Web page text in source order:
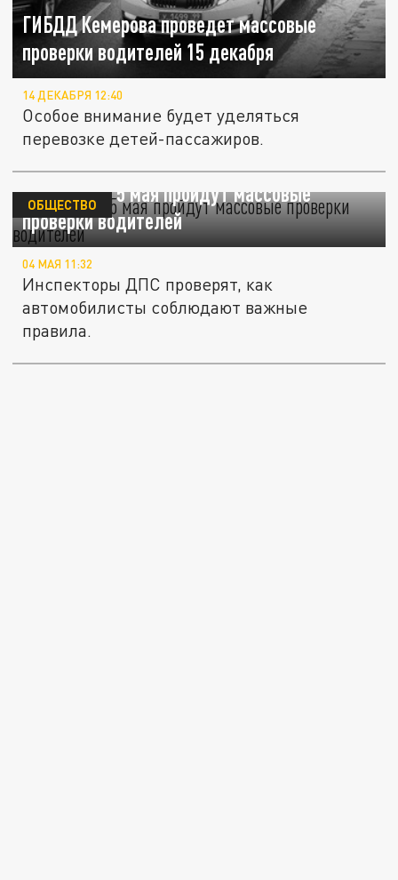
ГИБДД Кемерова проведет массовые
проверки водителей 15 декабря
14 ДЕКАБРЯ 12:40
Особое внимание будет уделяться
перевозке детей-пассажиров.
В Кемерове 5 мая пройдут массовые
проверки водителей
ОБЩЕСТВО
04 МАЯ 11:32
Инспекторы ДПС проверят, как
автомобилисты соблюдают важные
правила.